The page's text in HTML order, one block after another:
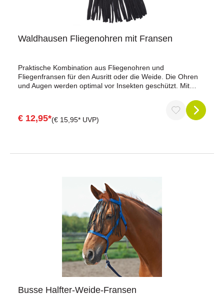
Waldhausen Fliegenohren mit Fransen
Praktische Kombination aus Fliegenohren und
Fliegenfransen für den Ausritt oder die Weide. Die Ohren
und Augen werden optimal vor Insekten geschützt. Mit
€ 12,95*(€ 15,95* UVP)
Busse Halfter-Weide-Fransen